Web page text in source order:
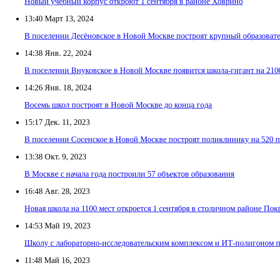
13:40 Март 13, 2024
В поселении Десёновское в Новой Москве построят крупный
14:38 Янв. 22, 2024
В поселении Внуковское в Новой Москве появится школа-гигант на
14:26 Янв. 18, 2024
Восемь школ построят в Новой Москве до конца года
15:17 Дек. 11, 2023
В поселении Сосенское в Новой Москве построят поликлинику на 520
13:38 Окт. 9, 2023
В Москве с начала года построили 57 объектов образования
16:48 Авг. 28, 2023
Новая школа на 1100 мест откроется 1 сентября в столичном районе
14:53 Май 19, 2023
Школу с лабораторно-исследовательским комплексом и ИТ-полигоном
11:48 Май 16, 2023